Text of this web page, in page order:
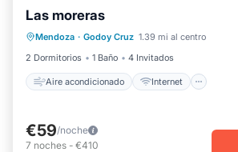
Las moreras
Mendoza · Godoy Cruz 1.39 mi al centro
2 Dormitorios
1 Baño 4 Invitados
Aire acondicionado Internet
Aire acondicionado
Apto para niños
Ropa de cama
€59/noche
7 noches - €410